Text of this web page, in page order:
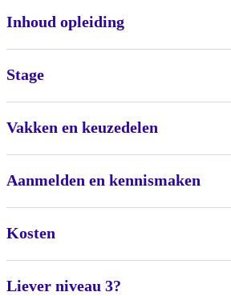
Inhoud opleiding
Stage
Vakken en keuzedelen
Aanmelden en kennismaken
Kosten
Liever niveau 3?